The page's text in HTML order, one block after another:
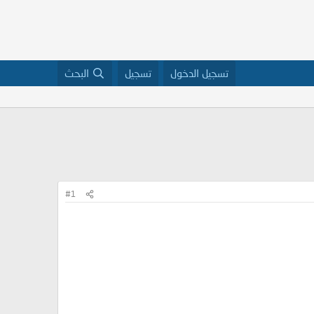
تسجيل الدخول تسجيل البحث
#1